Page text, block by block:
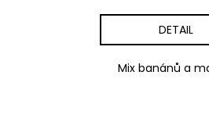
DETAIL
Mix banánů a